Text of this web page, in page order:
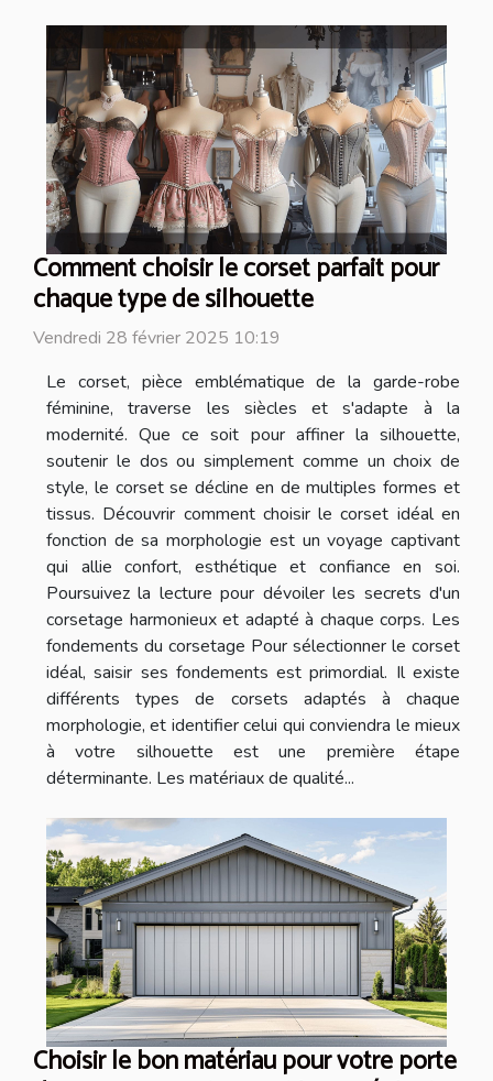
Comment choisir le corset parfait pour
chaque type de silhouette
Vendredi 28 février 2025 10:19
Le corset, pièce emblématique de la garde-robe
féminine, traverse les siècles et s'adapte à la
modernité. Que ce soit pour affiner la silhouette,
soutenir le dos ou simplement comme un choix de
style, le corset se décline en de multiples formes et
tissus. Découvrir comment choisir le corset idéal en
fonction de sa morphologie est un voyage captivant
qui allie confort, esthétique et confiance en soi.
Poursuivez la lecture pour dévoiler les secrets d'un
corsetage harmonieux et adapté à chaque corps. Les
fondements du corsetage Pour sélectionner le corset
idéal, saisir ses fondements est primordial. Il existe
différents types de corsets adaptés à chaque
morphologie, et identifier celui qui conviendra le mieux
à votre silhouette est une première étape
déterminante. Les matériaux de qualité...
Choisir le bon matériau pour votre porte